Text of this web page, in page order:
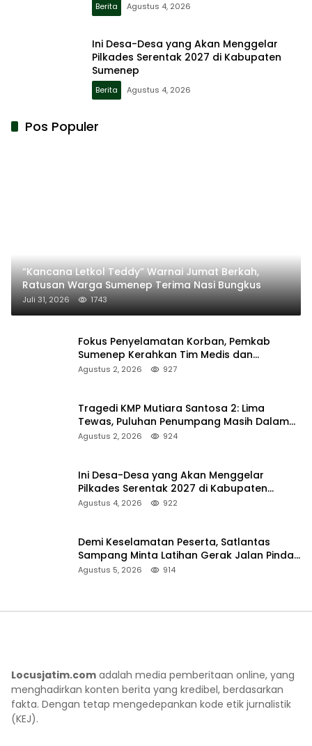
Berita Agustus 4, 2026
Ini Desa-Desa yang Akan Menggelar
Pilkades Serentak 2027 di Kabupaten
Sumenep
Berita Agustus 4, 2026
Pos Populer
“Kancana Letkol Teddy” Warnai Jumat Berkah,
Ratusan Warga Sumenep Terima Nasi Bungkus
Juli 31, 2026 1743
Fokus Penyelamatan Korban, Pemkab
Sumenep Kerahkan Tim Medis dan
Ambulans ke Pelabuhan Kalianget
Agustus 2, 2026 927
Tragedi KMP Mutiara Santosa 2: Lima
Tewas, Puluhan Penumpang Masih Dalam
Pencarian
Agustus 2, 2026 924
Ini Desa-Desa yang Akan Menggelar
Pilkades Serentak 2027 di Kabupaten
Sumenep
Agustus 4, 2026 922
Demi Keselamatan Peserta, Satlantas
Sampang Minta Latihan Gerak Jalan Pindah
ke Lokasi Aman
Agustus 5, 2026 914
Locusjatim.com adalah media pemberitaan online, yang
menghadirkan konten berita yang kredibel, berdasarkan
fakta. Dengan tetap mengedepankan kode etik jurnalistik
(KEJ).